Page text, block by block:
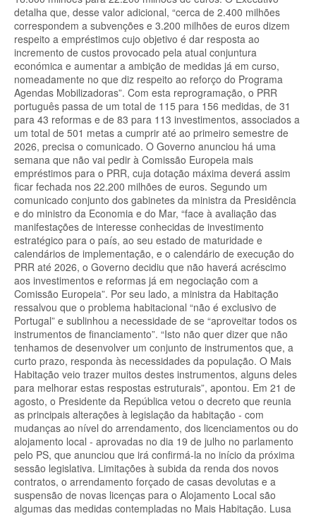
detalha que, desse valor adicional, “cerca de 2.400 milhões
correspondem a subvenções e 3.200 milhões de euros dizem
respeito a empréstimos cujo objetivo é dar resposta ao
incremento de custos provocado pela atual conjuntura
económica e aumentar a ambição de medidas já em curso,
nomeadamente no que diz respeito ao reforço do Programa
Agendas Mobilizadoras”. Com esta reprogramação, o PRR
português passa de um total de 115 para 156 medidas, de 31
para 43 reformas e de 83 para 113 investimentos, associados a
um total de 501 metas a cumprir até ao primeiro semestre de
2026, precisa o comunicado. O Governo anunciou há uma
semana que não vai pedir à Comissão Europeia mais
empréstimos para o PRR, cuja dotação máxima deverá assim
ficar fechada nos 22.200 milhões de euros. Segundo um
comunicado conjunto dos gabinetes da ministra da Presidência
e do ministro da Economia e do Mar, “face à avaliação das
manifestações de interesse conhecidas de investimento
estratégico para o país, ao seu estado de maturidade e
calendários de implementação, e o calendário de execução do
PRR até 2026, o Governo decidiu que não haverá acréscimo
aos investimentos e reformas já em negociação com a
Comissão Europeia”. Por seu lado, a ministra da Habitação
ressalvou que o problema habitacional “não é exclusivo de
Portugal” e sublinhou a necessidade de se “aproveitar todos os
instrumentos de financiamento”. “Isto não quer dizer que não
tenhamos de desenvolver um conjunto de instrumentos que, a
curto prazo, responda às necessidades da população. O Mais
Habitação veio trazer muitos destes instrumentos, alguns deles
para melhorar estas respostas estruturais”, apontou. Em 21 de
agosto, o Presidente da República vetou o decreto que reunia
as principais alterações à legislação da habitação - com
mudanças ao nível do arrendamento, dos licenciamentos ou do
alojamento local - aprovadas no dia 19 de julho no parlamento
pelo PS, que anunciou que irá confirmá-la no início da próxima
sessão legislativa. Limitações à subida da renda dos novos
contratos, o arrendamento forçado de casas devolutas e a
suspensão de novas licenças para o Alojamento Local são
algumas das medidas contempladas no Mais Habitação. Lusa